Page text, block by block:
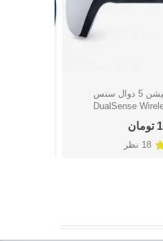
داشتندسته پلی استیشن 5 دوال سنس
DualSense
18 نظر